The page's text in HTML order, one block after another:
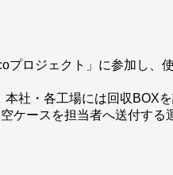
プロジェクト」に参加し、
社・各工場には回収BOX
ケースを担当者へ送付する